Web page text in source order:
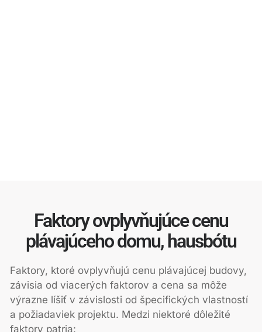
Faktory ovplyvňujúce cenu
plávajúceho domu, hausbótu
Faktory, ktoré ovplyvňujú cenu plávajúcej budovy,
závisia od viacerých faktorov a cena sa môže
výrazne líšiť v závislosti od špecifických vlastností
a požiadaviek projektu. Medzi niektoré dôležité
faktory patria: